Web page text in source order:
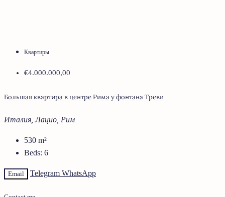
Квартиры
€4.000.000,00
Большая квартира в центре Рима у фонтана Треви
Италия, Лацио, Рим
530 m²
Beds: 6
Email Telegram WhatsApp